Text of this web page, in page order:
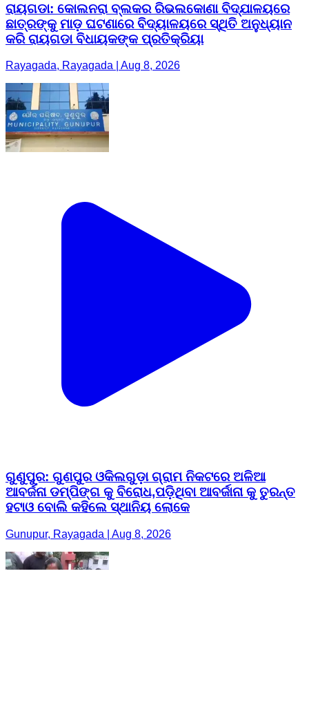
ରାୟଗଡା: କୋଲନରା ବ୍ଲକର ରିଭଲକୋଣା ବିଦ୍ଯାଳୟରେ
ଛାତ୍ରଙ୍କୁ ମାଡ଼ ଘଟଣାରେ ବିଦ୍ୟାଳୟରେ ସ୍ଥିତି ଅନୁଧ୍ୟାନ
କରି ରାୟଗଡା ବିଧାୟକଙ୍କ ପ୍ରତିକ୍ରିୟା
Rayagada, Rayagada | Aug 8, 2026
ଗୁଣୁପୁର: ଗୁଣପୁର ଓକିଲଗୁଡ଼ା ଗ୍ରାମ ନିକଟରେ ଅଳିଆ
ଆବର୍ଜନା ଡମ୍ପିଙ୍ଗ କୁ ବିରୋଧ,ପଡ଼ିଥିବା ଆବର୍ଜାନା କୁ ତୁରନ୍ତ
ହଟାଓ ବୋଲି କହିଲେ ସ୍ଥାନିୟ ଲୋକେ
Gunupur, Rayagada | Aug 8, 2026